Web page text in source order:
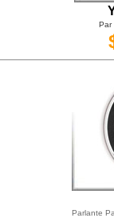
Par
Parlante